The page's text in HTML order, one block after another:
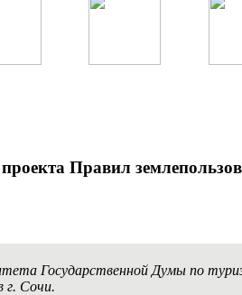
Правил
Государственной Думы по
г. Сочи.